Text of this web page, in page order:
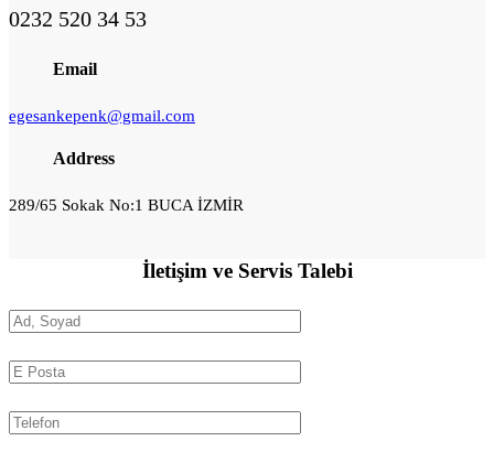
0232 520 34 53
Email
egesankepenk@gmail.com
Address
289/65 Sokak No:1 BUCA İZMİR
İletişim ve Servis Talebi